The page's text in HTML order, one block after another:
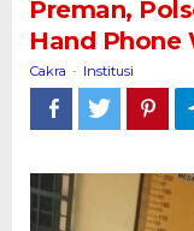
Preman,
Hand Phone
Cakra - Institusi